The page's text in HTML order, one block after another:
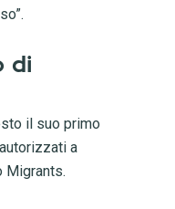
di
il suo primo
a
Migrants.